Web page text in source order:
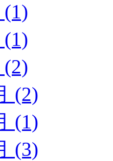
(1)
(1)
(2)
(2)
(1)
(3)